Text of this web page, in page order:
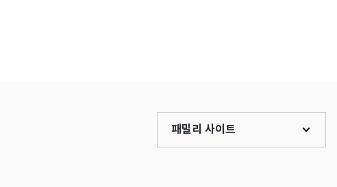
패밀리 사이트